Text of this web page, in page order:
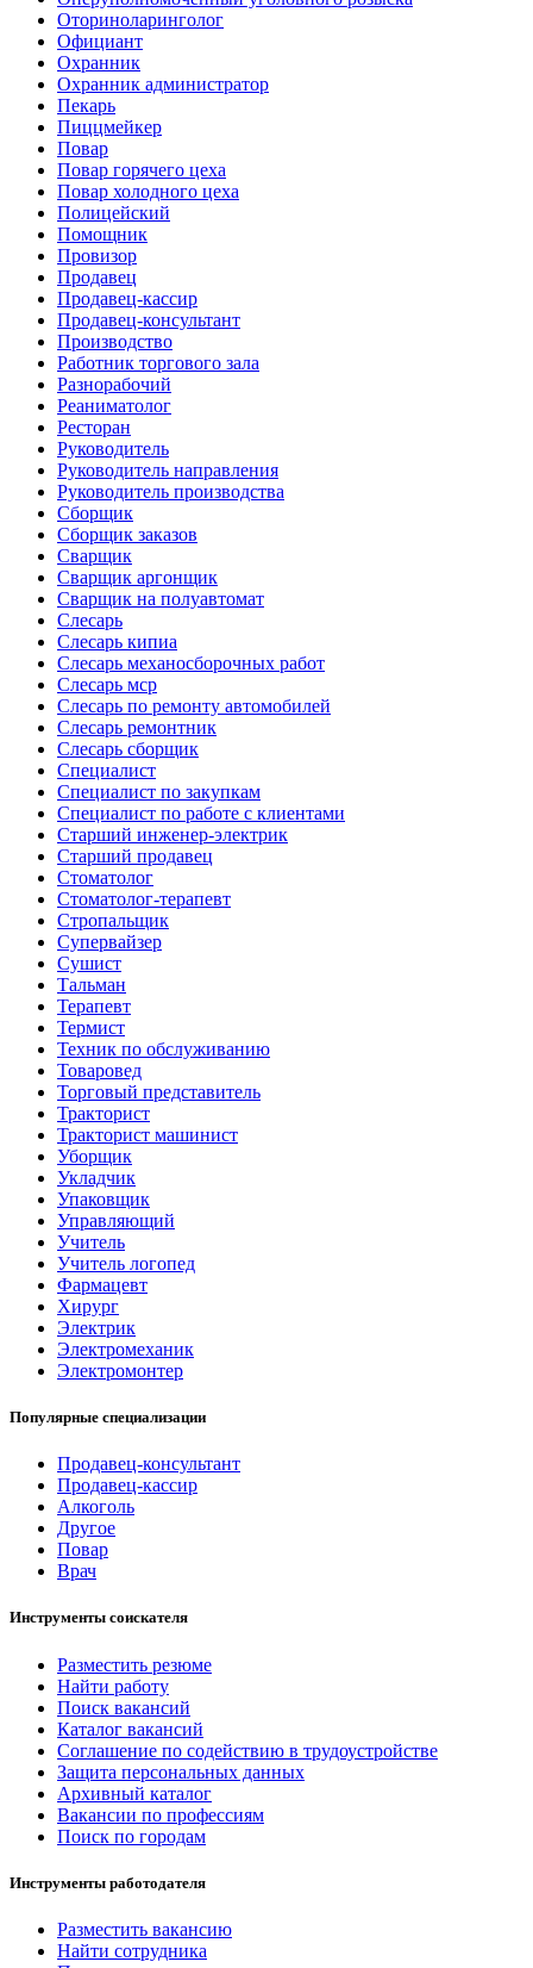
Оториноларинголог
Официант
Охранник
Охранник администратор
Пекарь
Пиццмейкер
Повар
Повар горячего цеха
Повар холодного цеха
Полицейский
Помощник
Провизор
Продавец
Продавец-кассир
Продавец-консультант
Производство
Работник торгового зала
Разнорабочий
Реаниматолог
Ресторан
Руководитель
Руководитель направления
Руководитель производства
Сборщик
Сборщик заказов
Сварщик
Сварщик аргонщик
Сварщик на полуавтомат
Слесарь
Слесарь кипиа
Слесарь механосборочных работ
Слесарь мср
Слесарь по ремонту автомобилей
Слесарь ремонтник
Слесарь сборщик
Специалист
Специалист по закупкам
Специалист по работе с клиентами
Старший инженер-электрик
Старший продавец
Стоматолог
Стоматолог-терапевт
Стропальщик
Супервайзер
Сушист
Тальман
Терапевт
Термист
Техник по обслуживанию
Товаровед
Торговый представитель
Тракторист
Тракторист машинист
Уборщик
Укладчик
Упаковщик
Управляющий
Учитель
Учитель логопед
Фармацевт
Хирург
Электрик
Электромеханик
Электромонтер
Популярные специализации
Продавец-консультант
Продавец-кассир
Алкоголь
Другое
Повар
Врач
Инструменты соискателя
Разместить резюме
Найти работу
Поиск вакансий
Каталог вакансий
Соглашение по содействию в трудоустройстве
Защита персональных данных
Архивный каталог
Вакансии по профессиям
Поиск по городам
Инструменты работодателя
Разместить вакансию
Найти сотрудника